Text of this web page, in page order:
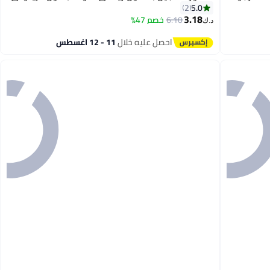
4
5.0
2
د.ك‏3.18
6.10خصم 47%
احصل عليه خلال11 - 12 اغسطس